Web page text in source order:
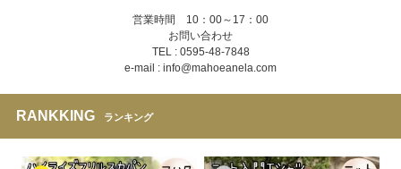
営業時間 10：00～17：00
お問い合わせ
TEL : 0595-48-7848
e-mail : info@mahoeanela.com
RANKKING ランキング